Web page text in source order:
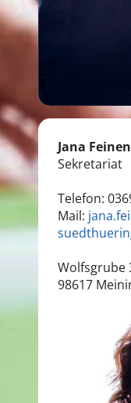
Jana Feinen
Sekretariat
Telefon:
Mail:
Wolfsgrube
98617